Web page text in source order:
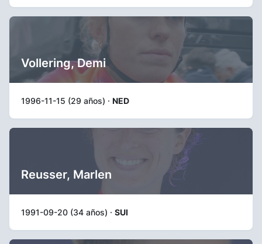
Vollering, Demi
1996-11-15 (29 años) · NED
Reusser, Marlen
1991-09-20 (34 años) · SUI